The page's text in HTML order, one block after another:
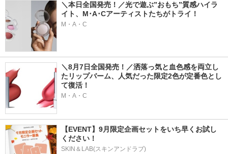
＼本日全国発売！／光で遊ぶ”おもち”質感ハイラ
イト、M･A･Cアーティストたちがトライ！
M・A・C
＼8月7日全国発売！／洒落っ気と血色感を両立し
たリップバーム、人気だった限定2色が定番色とし
て復活！
M・A・C
【EVENT】9月限定企画セットをいち早くお試し
ください！
SKIN＆LAB(スキンアンドラブ)